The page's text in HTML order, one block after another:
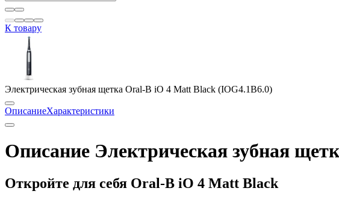
К товару
Электрическая зубная щетка Oral-B iO 4 Matt Black (IOG4.1B6.0)
ОписаниеХарактеристики
Описание Электрическая зубная
Откройте для себя Oral-B iO 4 Matt Black